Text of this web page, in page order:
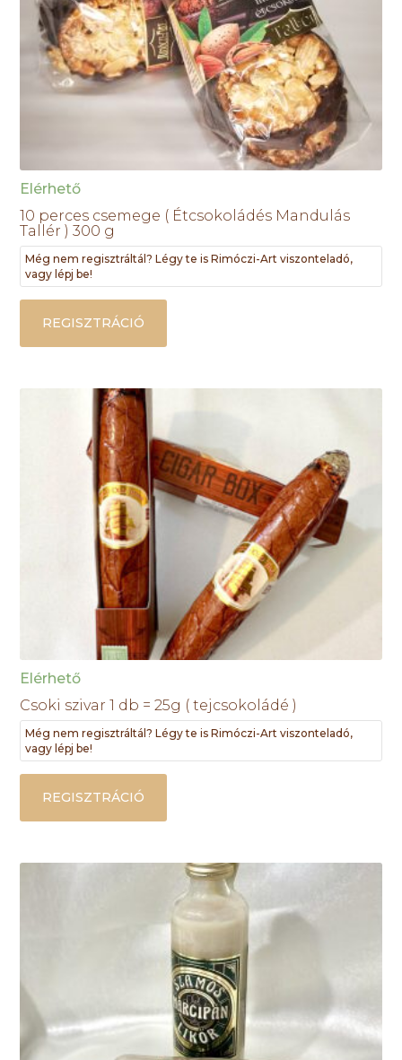
Elérhető
10 perces csemege ( Étcsokoládés Mandulás
Tallér ) 300 g
Még nem regisztráltál? Légy te is Rimóczi-Art viszonteladó,
vagy lépj be!
REGISZTRÁCIÓ
Elérhető
Csoki szivar 1 db = 25g ( tejcsokoládé )
Még nem regisztráltál? Légy te is Rimóczi-Art viszonteladó,
vagy lépj be!
REGISZTRÁCIÓ